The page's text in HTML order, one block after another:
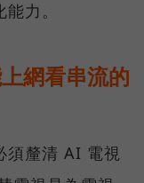
力。
網看串流的
須釐清 AI 電視